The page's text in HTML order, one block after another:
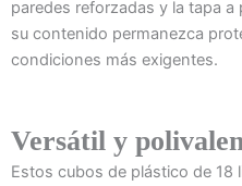
paredes reforzadas y la tapa
su contenido permanezca
condiciones más exigentes.
Versátil y
Estos cubos de plástico de 18